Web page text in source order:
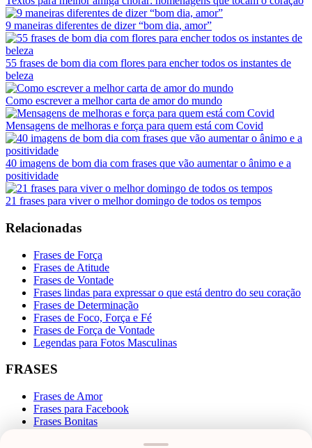
9 maneiras diferentes de dizer “bom dia, amor”
55 frases de bom dia com flores para encher todos os instantes de
beleza
Como escrever a melhor carta de amor do mundo
Mensagens de melhoras e força para quem está com Covid
40 imagens de bom dia com frases que vão aumentar o ânimo e a
positividade
21 frases para viver o melhor domingo de todos os tempos
Relacionadas
Frases de Força
Frases de Atitude
Frases de Vontade
Frases lindas para expressar o que está dentro do seu coração
Frases de Determinação
Frases de Foco, Força e Fé
Frases de Força de Vontade
Legendas para Fotos Masculinas
FRASES
Frases de Amor
Frases para Facebook
Frases Bonitas